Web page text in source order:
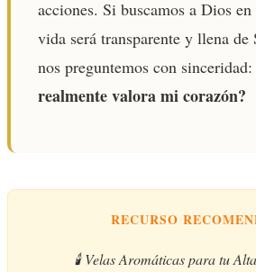
acciones. Si buscamos a Dios
vida será transparente y llena
nos preguntemos con sinceridad:
realmente valora mi corazón?
RECURSO
🕯️ Velas Aromáticas para tu